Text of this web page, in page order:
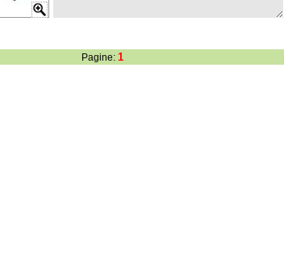
Pagine: 1